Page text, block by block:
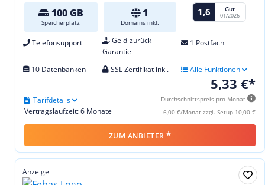
100 GB
Speicherplatz
1
Domains inkl.
1,6 Gut
01/2026
Telefonsupport
Geld-zurück-
Garantie
1 Postfach
10 Datenbanken SSL Zertifikat inkl. Alle Funktionen
5,33 €*
Durchschnittspreis pro Monat
6,00 €/Monat zzgl. Setup 10,00 €
Vertragslaufzeit: 6 Monate
Tarifdetails
ZUM ANBIETER *
Anzeige